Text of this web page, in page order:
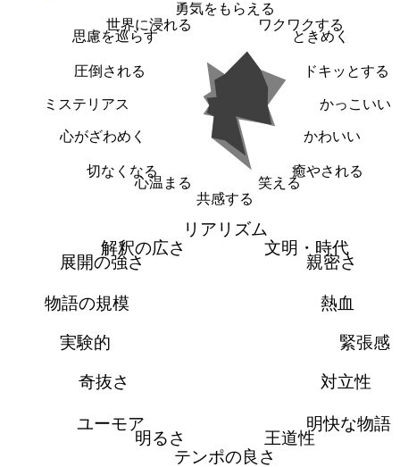
勇気をもらえる
ワクワクする
ときめく
ドキッとする
かっこいい
かわいい
癒やされる
笑える
共感する
心温まる
切なくなる
心がざわめく
ミステリアス
圧倒される
思慮を巡らす
世界に浸れる
リアリズム
文明・時代
親密さ
熱血
緊張感
対立性
明快な物語
王道性
テンポの良さ
明るさ
ユーモア
奇抜さ
実験的
物語の規模
展開の強さ
解釈の広さ